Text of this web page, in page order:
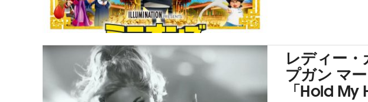
レディー
プガン マ
「Hold My